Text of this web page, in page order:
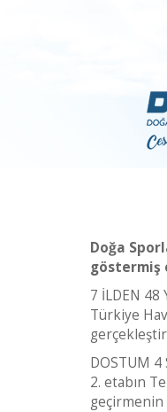
Doğa
göstermiş
7 İLDEN 48
Türkiye
DOSTUM 4
2. etabın
geçirmenin